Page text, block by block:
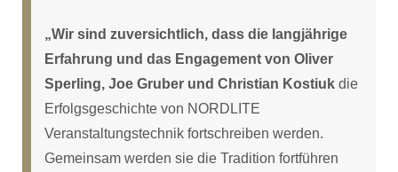
„Wir sind zuversichtlich, dass die langjährige
Erfahrung und das Engagement von Oliver
Sperling, Joe Gruber und Christian Kostiuk die
Erfolgsgeschichte von NORDLITE
Veranstaltungstechnik fortschreiben werden.
Gemeinsam werden sie die Tradition fortführen